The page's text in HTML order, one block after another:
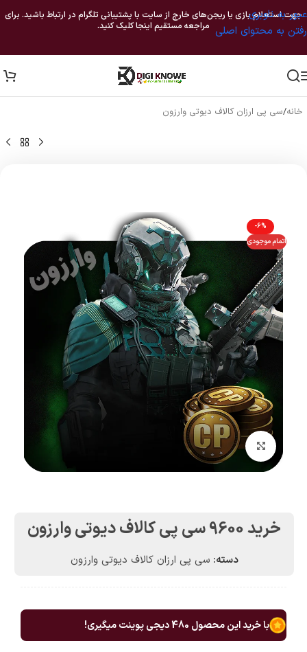
عبور به ناوبری
رفتن به محتوای اصلی
جهت استعلام بازی یا ریجن‌های خارج از سایت با پشتیبانی تلگرام در ارتباط باشید. برای
مراجعه مستقیم اینجا کلیک کنید.
خانه/سی پی ارزان کالاف دیوتی وارزون
-6%
اتمام موجودی
بزرگنمایی تصویر
خرید 9600 سی پی کالاف دیوتی وارزون
دسته: سی پی ارزان کالاف دیوتی وارزون
با خرید این محصول 480دیجی پوینت میگیری!